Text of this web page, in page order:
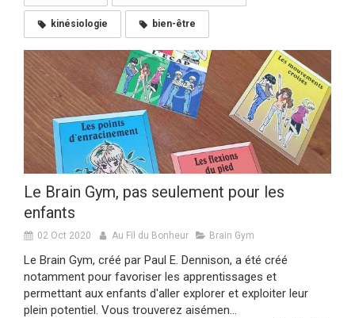
kinésiologie bien-être
Le Brain Gym, pas seulement pour les
enfants
02 Oct 2020 Au Fil du Bonheur Brain Gym
Le Brain Gym, créé par Paul E. Dennison, a été créé
notamment pour favoriser les apprentissages et
permettant aux enfants d'aller explorer et exploiter leur
plein potentiel. Vous trouverez aisémen...